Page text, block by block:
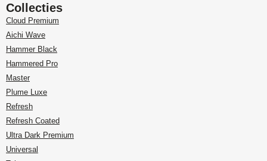
Collecties
Cloud Premium
Aichi Wave
Hammer Black
Hammered Pro
Master
Plume Luxe
Refresh
Refresh Coated
Ultra Dark Premium
Universal